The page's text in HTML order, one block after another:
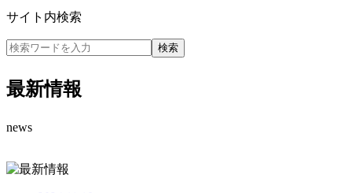
サイト内検索
最新情報
news